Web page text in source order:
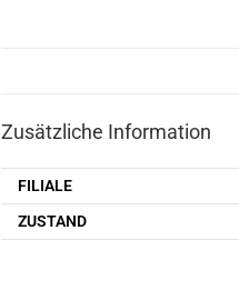
Zusätzliche Information
FILIALE
ZUSTAND